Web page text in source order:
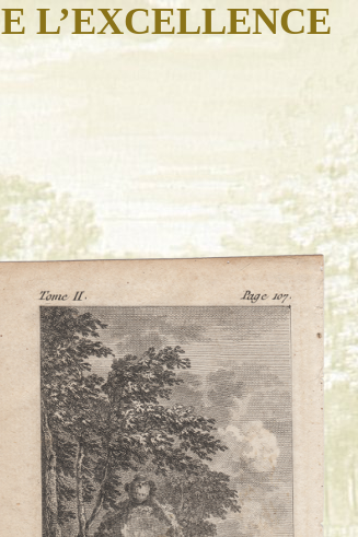
L’EXCELLENCE
…